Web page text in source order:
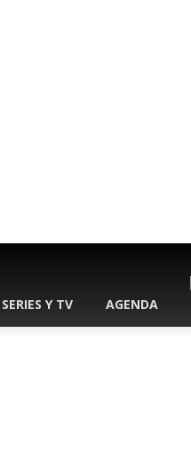
SERIES Y TV AGENDA